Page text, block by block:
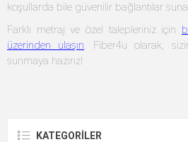
koşullarda bile güvenilir bağlantılar
Farklı metraj ve özel talepleriniz için
üzerinden ulaşın . Fiber4u olarak,
sunmaya hazırız!
KATEGORILER